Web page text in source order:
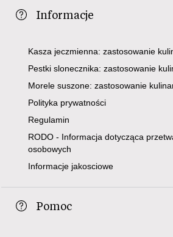
Informacje
Kasza jeczmienna: zastosowanie
Pestki slonecznika: zastosowanie
Morele suszone: zastosowanie
Polityka prywatności
Regulamin
RODO - Informacja dotycząca
osobowych
Informacje jakosciowe
Pomoc